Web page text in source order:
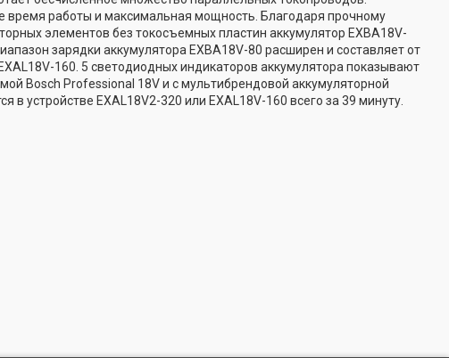
время работы и максимальная мощность. Благодаря прочному
элементов без токосъемных пластин аккумулятор EXBA18V-
зарядки аккумулятора EXBA18V-80 расширен и составляет от
160. 5 светодиодных индикаторов аккумулятора показывают
Bosch Professional 18V и с мультибрендовой аккумуляторной
устройстве EXAL18V2-320 или EXAL18V-160 всего за 39 минуту.